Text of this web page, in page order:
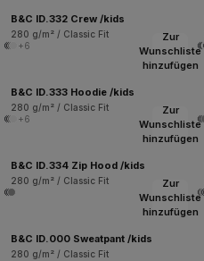
B&C ID.332 Crew /kids
280 g/m² / Classic Fit
+6
Zur
Wunschliste
hinzufügen
B&C ID.333 Hoodie /kids
280 g/m² / Classic Fit
+6
Zur
Wunschliste
hinzufügen
B&C ID.334 Zip Hood /kids
280 g/m² / Classic Fit
Zur
Wunschliste
hinzufügen
B&C ID.000 Sweatpant /kids
280 g/m² / Classic Fit